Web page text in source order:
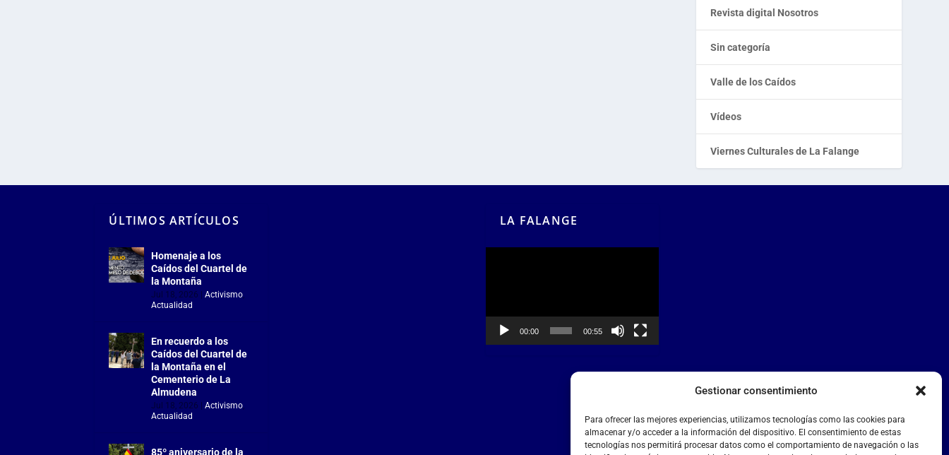
Gestionar consentimiento
Para ofrecer las mejores experiencias, utilizamos tecnologías como las cookies para
almacenar y/o acceder a la información del dispositivo. El consentimiento de estas
tecnologías nos permitirá procesar datos como el comportamiento de navegación o las
Revista digital Nosotros
Sin categoría
Valle de los Caídos
Vídeos
Viernes Culturales de La Falange
ÚLTIMOS ARTÍCULOS
Homenaje a los
Caídos del Cuartel de
la Montaña
Jul 18, 2026 |Activismo,
Actualidad
En recuerdo a los
Caídos del Cuartel de
la Montaña en el
Cementerio de La
Almudena
Jul 18, 2026 |Activismo,
Actualidad
85º aniversario de la
LA FALANGE
00:00 00:55